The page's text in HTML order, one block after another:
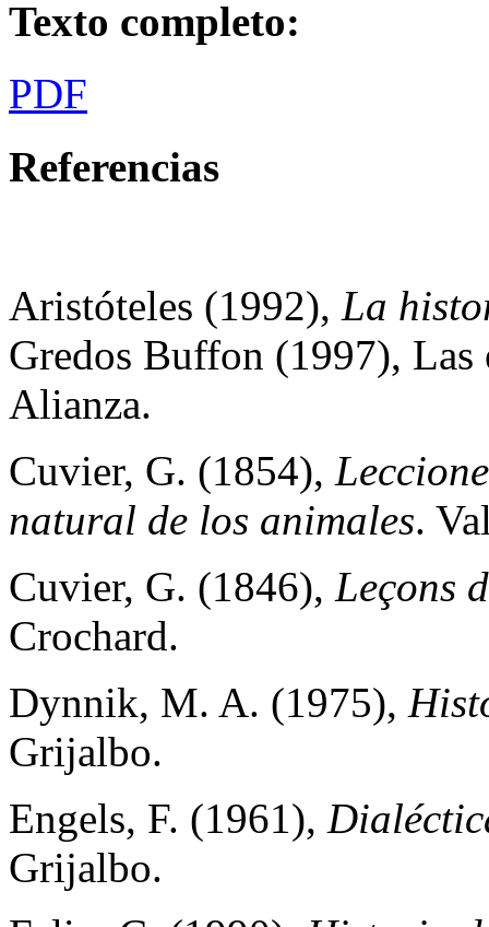
Texto completo:
PDF
Referencias
Aristóteles (1992), La
Gredos Buffon (1997), Las
Alianza.
Cuvier, G. (1854),
natural de los animales.
Cuvier, G. (1846), Leçons
Crochard.
Dynnik, M. A. (1975),
Grijalbo.
Engels, F. (1961),
Grijalbo.